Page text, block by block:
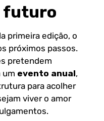
futuro
primeira edição, o
próximos passos.
pretendem
um evento anual,
para acolher
viver o amor